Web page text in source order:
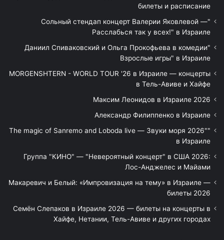
билеты и расписание
"Сольный стендап концерт Валерии Яковлевой —
Расслабься так у всех!" в Израиле
"Даниил Спиваковский и Ольга Прокофьева в комедии
Взрослые игры" в Израиле
MORGENSHTERN - WORLD TOUR '26 в Израиле — концерты
в Тель-Авиве и Хайфе
Максим Леонидов в Израиле 2026
Александр Филиппенко в Израиле
"The magic of Sanremo and Loboda live — Звуки моря 2026"
в Израиле
Группа "КИНО" — "Невероятный концерт" в США 2026:
Лос-Анджелес и Майами
Макаревич и Белый: «Импровизация на тему» в Израиле —
билеты 2026
Семён Слепаков в Израиле 2026 — билеты на концерты в
Хайфе, Нетании, Тель-Авиве и других городах